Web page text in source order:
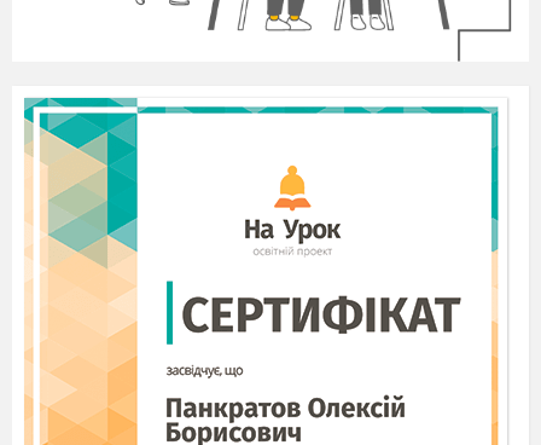
інтерпретації відомого мотиву
завдання уроку.(слайд
№2: висвітлення
проблемного питання)
2.Організація роботи
Для ефективної роботи на уроці працюймо в
групах, на які ви заздалегідь розподілені.
У ході роботи оперуємо поняттями
літературного словника, складаємо опорні
конспекти, основи для яких лежать перед вами.
Тема й проблемне питання вже записані,
зазначте дату.
3.«Очікувані результати»
Учні
доповнюють фразиочікувань»:
«Я хочу
…», «Я можу…», «